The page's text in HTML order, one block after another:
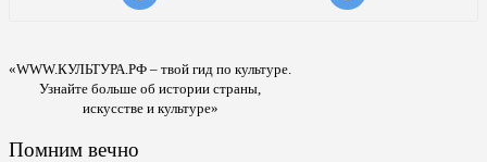
«WWW.КУЛЬТУРА.РФ – твой гид по культуре.
Узнайте больше об истории страны,
искусстве и культуре»
Помним вечно